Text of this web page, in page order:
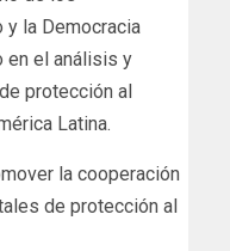
la Democracia
en el análisis y
protección al
Latina.
la cooperación
de protección al